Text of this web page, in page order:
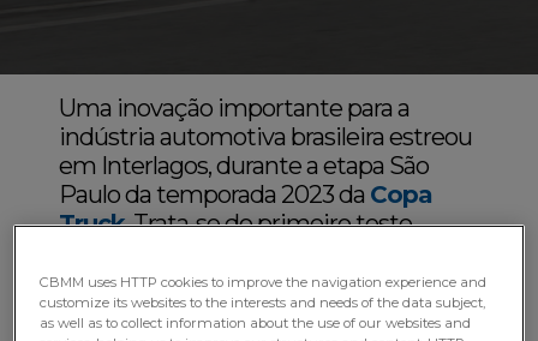
Uma inovação importante para a
indústria automotiva brasileira estreou
em Interlagos, durante a etapa São
Paulo da temporada 2023 da Copa
Truck. Trata-se do primeiro teste
com liga de Nióbio, desenvolvido em
parceria entre aCBMM — líder global
CBMM uses HTTP cookies to improve the navigation experience and
customize its websites to the interests and needs of the data subject,
as well as to collect information about the use of our websites and